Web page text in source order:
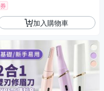
券
加入購物車